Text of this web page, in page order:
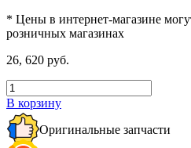
* Цены в интернет-магазине
розничных магазинах
26, 620 руб.
В корзину
Оригинальные запчасти